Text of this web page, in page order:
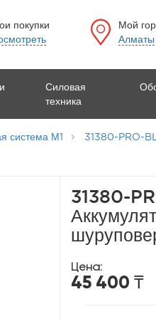
покупки
Мой
Алматы
Силовая
техника
система М1
31380-PRO-
31380-
Цена:
45 400 ₸